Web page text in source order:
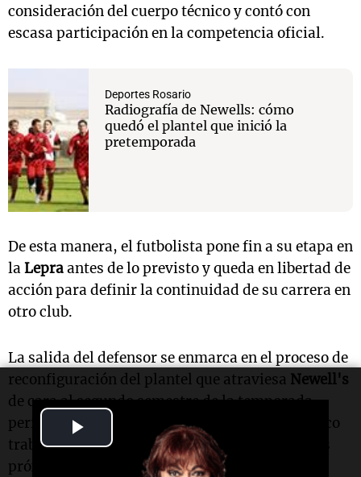
Video
consideración del cuerpo técnico y contó con
escasa participación en la competencia oficial.
Deportes Rosario
Radiografía de Newells: cómo
quedó el plantel que inició la
pretemporada
De esta manera, el futbolista pone fin a su etapa en
laLepraantes de lo previsto y queda en libertad de
acción para definir la continuidad de su carrera en
otro club.
La salida del defensor se enmarca en el proceso de
reconfiguración del plantel que atraviesa Newell's
de cara al segundo semestre de la temporada,
período en el que la dirigencia y el cuerpo técnico
trabajan en la conformación del equipo para los
próximos compromisos.